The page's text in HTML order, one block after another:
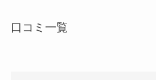
口コミ一覧